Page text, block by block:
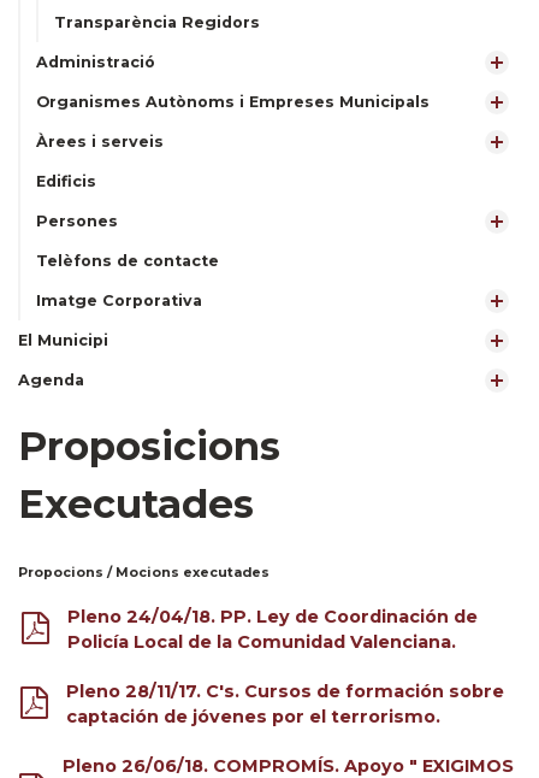
Transparència Regidors
Administració
Organismes Autònoms i Empreses Municipals
Àrees i serveis
Edificis
Persones
Telèfons de contacte
Imatge Corporativa
El Municipi
Agenda
Proposicions
Executades
Propocions / Mocions executades
Pleno 24/04/18. PP. Ley de Coordinación de
Policía Local de la Comunidad Valenciana.
Pleno 28/11/17. C's. Cursos de formación sobre
captación de jóvenes por el terrorismo.
Pleno 26/06/18. COMPROMÍS. Apoyo " EXIGIMOS